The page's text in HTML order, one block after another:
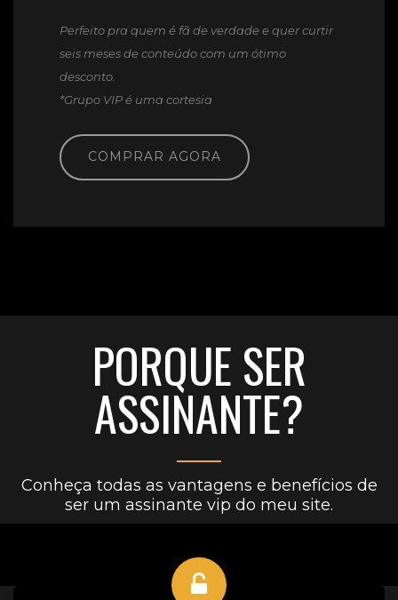
Perfeito pra quem é fã de verdade e quer curtir
seis meses de conteúdo com um ótimo
desconto.
*Grupo VIP é uma cortesia
COMPRAR AGORA
PORQUE SER
ASSINANTE?
Conheça todas as vantagens e benefícios de
ser um assinante vip do meu site.